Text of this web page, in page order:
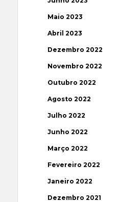
Maio 2023
Abril 2023
Dezembro 2022
Novembro 2022
Outubro 2022
Agosto 2022
Julho 2022
Junho 2022
Março 2022
Fevereiro 2022
Janeiro 2022
Dezembro 2021